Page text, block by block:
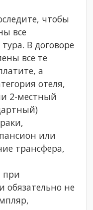
чтобы
все
В договоре
все те
а
отеля,
2-местный
или
трансфера,
при
обязательно не